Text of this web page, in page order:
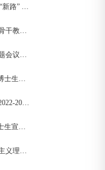
中国高等教育|张东刚：​走好“新路” 推进高等教育现代化
新课程背景下中小学思政课骨干教师一体化研修班开班
马克思主义学院党委召开专题会议传达学校学习贯彻习近平新时代中国特色社会主义思想主题教育动员大会精神
“延河联盟”青年相约人大！博士生宣讲团领衔发声！
马克思主义基本原理教研部2022-2023学年春季学期第一次集体备课会顺利举行
“共话青春，共赴远征”丨博士生宣讲团系列联合宣讲活动（第二期）暨新学期首次集体备课会成功举办！
毛泽东思想和中国特色社会主义理论体系概论教研部召开2022-2023学年春季学期第一次集体备课会